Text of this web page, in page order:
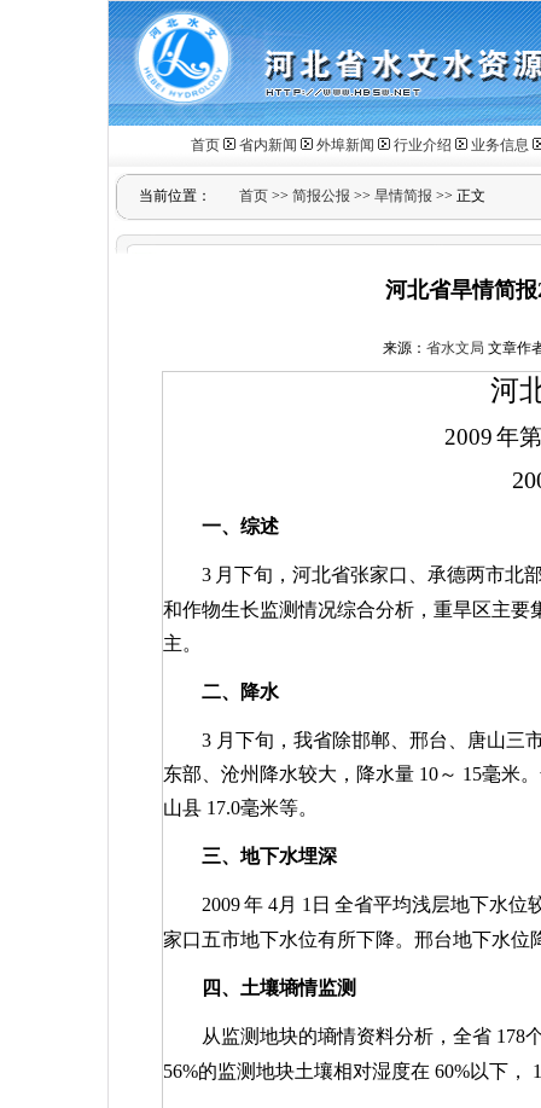
首页 省内新闻 外埠新闻 行业介绍 业务信息
当前位置： 首页 >> 简报公报 >> 旱情简报 >> 正文
河北省旱情简
来源： 省水文局 文章作
河
2009年
一、综述
3 月下旬，河北省张家口、承德两市北
和作物生长监测情况综合分析，重旱区主
主。
二、降水
3 月下旬，我省除邯郸、邢台、唐山三
东部、沧州降水较大，降水量 10～ 15毫米
山县 17.0毫米等。
三、地下水埋深
2009年 4月 1 日 全省平均浅层地下水位
家口五市地下水位有所下降。邢台地下水位
四、土壤墒情监测
从监测地块的墒情资料分析，全省 178
56%的监测地块土壤相对湿度在 60%以下，